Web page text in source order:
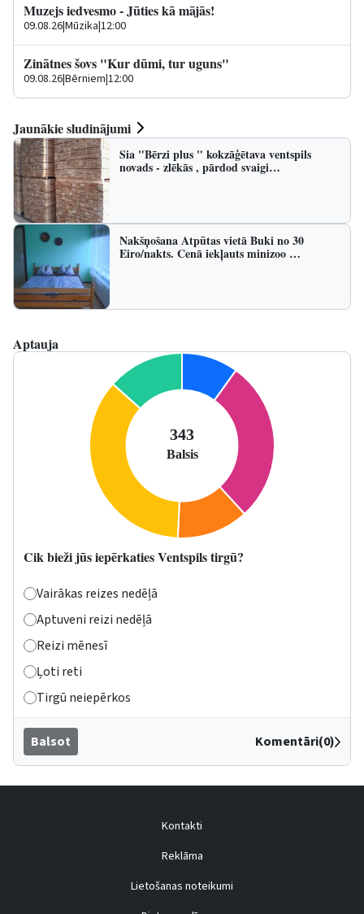
Muzejs iedvesmo - Jūties kā mājās!
09.08.26|Mūzika|12:00
Zinātnes šovs "Kur dūmi, tur uguns"
09.08.26|Bērniem|12:00
Jaunākie sludinājumi
Sia "Bērzi plus " kokzāģētava ventspils
novads - zlēkās , pārdod svaigi…
Nakšņošana Atpūtas vietā Buki no 30
Eiro/nakts. Cenā iekļauts minizoo …
Aptauja
Cik bieži jūs iepērkaties Ventspils tirgū?
Vairākas reizes nedēļā
Aptuveni reizi nedēļā
Reizi mēnesī
Ļoti reti
Tirgū neiepērkos
Balsot Komentāri(0)
Kontakti
Reklāma
Lietošanas noteikumi